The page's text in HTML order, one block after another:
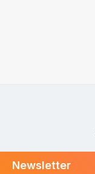
Newsletter